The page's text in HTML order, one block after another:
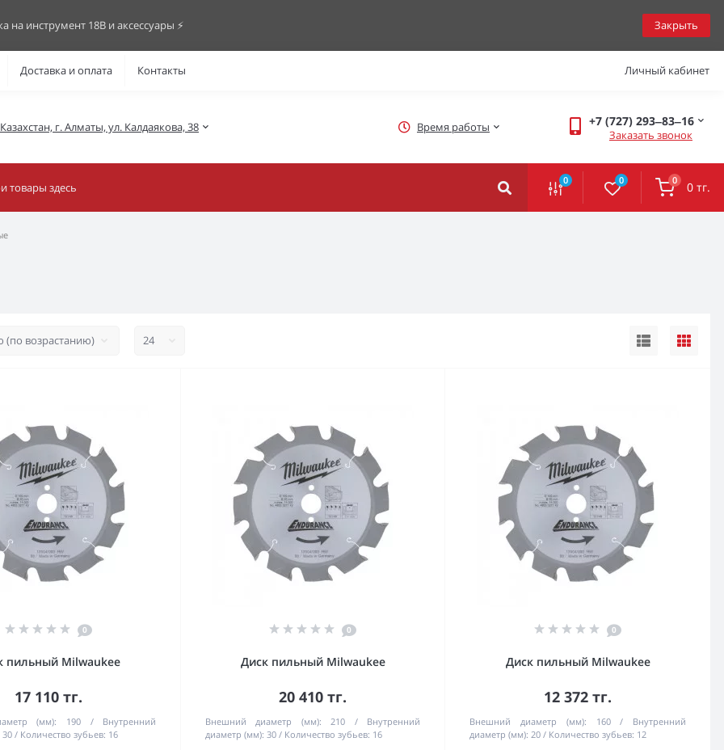
на инструмент 18В и аксессуары ⚡️ Закрыть
Доставка и оплата Контакты Личный кабинет
г. Алматы, ул. Калдаякова, 38 Время работы +7 (727) 293‒83‒16
Заказать звонок
0 0 0 0 тг.
0
пильный Milwaukee
17 110 тг.
(мм): 190
Внутренний
30 Количество зубьев: 16
0
Диск пильный Milwaukee
20 410 тг.
Внешний диаметр (мм): 210
Внутренний
диаметр (мм): 30 Количество зубьев: 16
0
Диск пильный Milwaukee
12 372 тг.
Внешний диаметр (мм): 160
Внутренний
диаметр (мм): 20 Количество зубьев: 12